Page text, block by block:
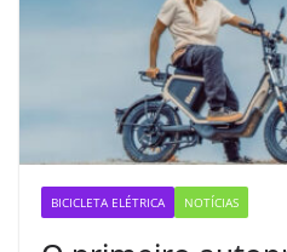
BICICLETA ELÉTRICA NOTÍCIAS